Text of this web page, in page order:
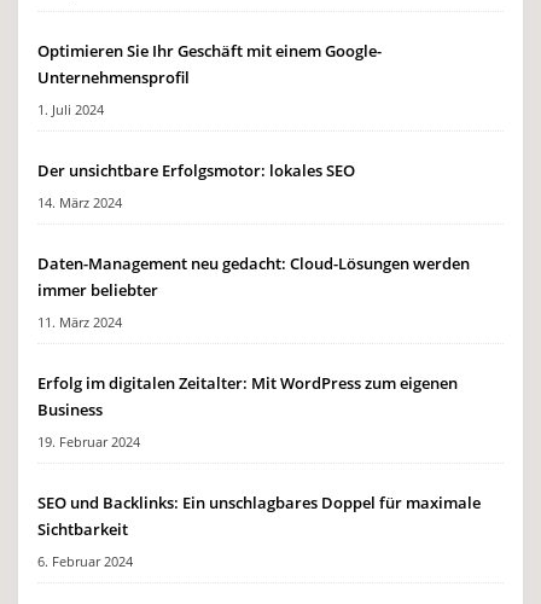
Optimieren Sie Ihr Geschäft mit einem Google-
Unternehmensprofil
1. Juli 2024
Der unsichtbare Erfolgsmotor: lokales SEO
14. März 2024
Daten-Management neu gedacht: Cloud-Lösungen werden
immer beliebter
11. März 2024
Erfolg im digitalen Zeitalter: Mit WordPress zum eigenen
Business
19. Februar 2024
SEO und Backlinks: Ein unschlagbares Doppel für maximale
Sichtbarkeit
6. Februar 2024